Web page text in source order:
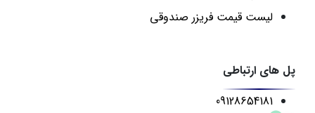
لیست قیمت فریزر صندوقی
پل های ارتباطی
09128654181